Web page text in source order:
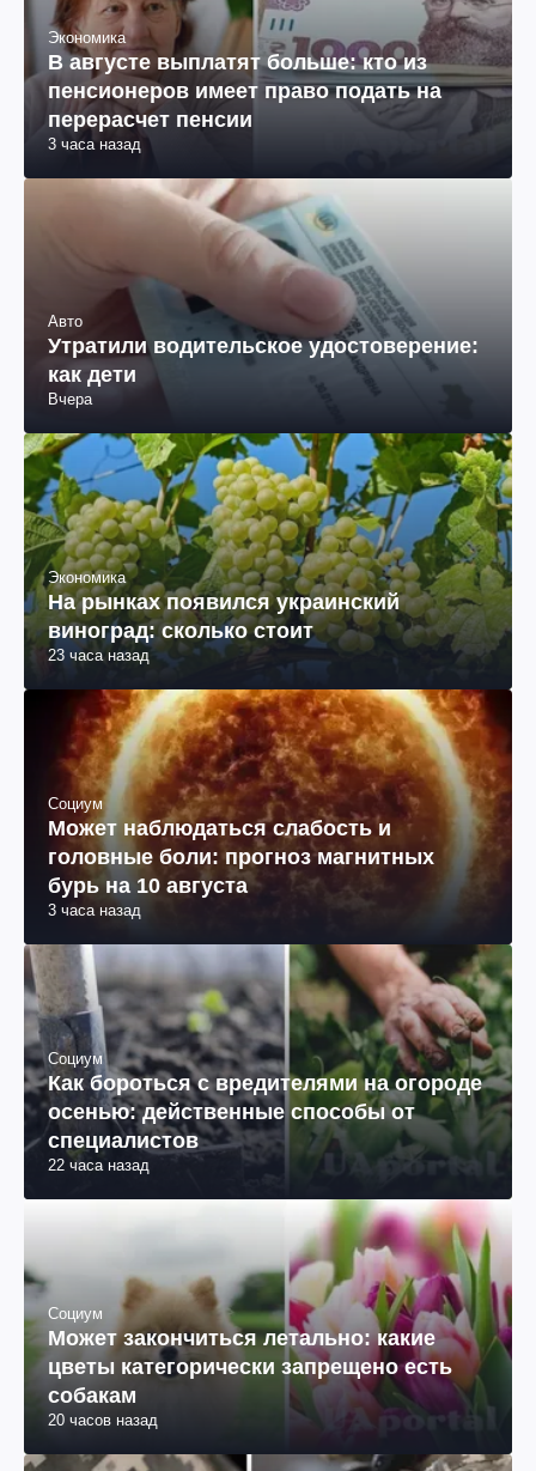
Экономика
В августе выплатят больше: кто из
пенсионеров имеет право подать на
перерасчет пенсии
3 часа назад
Авто
Утратили водительское удостоверение:
как дети
Вчера
Экономика
На рынках появился украинский
виноград: сколько стоит
23 часа назад
Социум
Может наблюдаться слабость и
головные боли: прогноз магнитных
бурь на 10 августа
3 часа назад
Социум
Как бороться с вредителями на огороде
осенью: действенные способы от
специалистов
22 часа назад
Социум
Может закончиться летально: какие
цветы категорически запрещено есть
собакам
20 часов назад